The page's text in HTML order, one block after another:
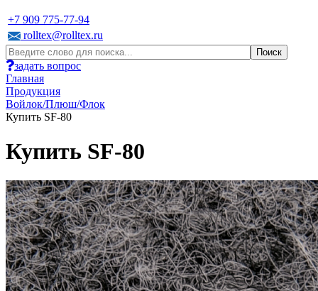
+7 909 775-77-94
rolltex@rolltex.ru
задать вопрос
Главная
Продукция
Войлок/Плюш/Флок
Купить SF-80
Купить SF-80